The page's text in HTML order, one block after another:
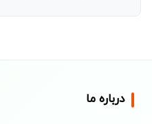
درباره ما